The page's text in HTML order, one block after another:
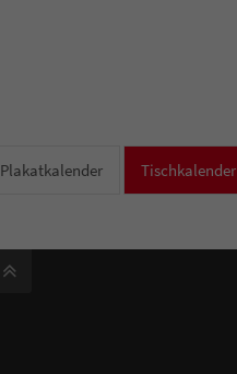
Plakatkalender Tischkalender